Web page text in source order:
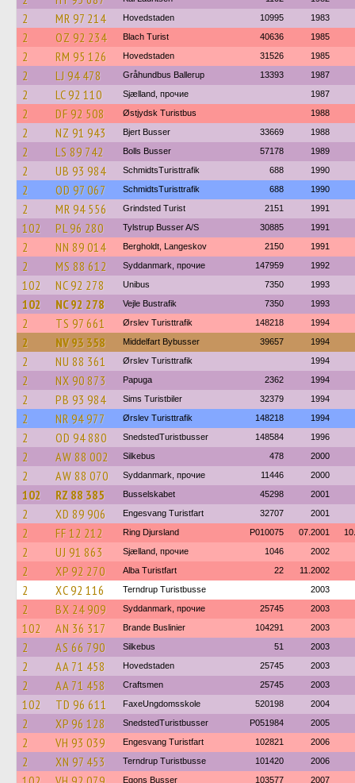
2 MR 97 214 Hovedstaden 10995 1983
2 OZ 92 234 Blach Turist 40636 1985
2 RM 95 126 Hovedstaden 31526 1985
2 LJ 94 478 Gråhundbus Ballerup 13393 1987
2 LC 92 110 Sjælland, прочие 1987
2 DF 92 508 Østjydsk Turistbus 1988
2 NZ 91 943 Bjert Busser 33669 1988
2 LS 89 742 Bolls Busser 57178 1989
2 UB 93 984 SchmidtsTuristtrafik 688 1990
2 OD 97 067 SchmidtsTuristtrafik 688 1990
2 MR 94 556 Grindsted Turist 2151 1991
102 PL 96 280 Tylstrup Busser A/S 30885 1991
2 NN 89 014 Bergholdt, Langeskov 2150 1991
2 MS 88 612 Syddanmark, прочие 147959 1992
102 NC 92 278 Unibus 7350 1993
102 NC 92 278 Vejle Bustrafik 7350 1993
2 TS 97 661 Ørslev Turisttrafik 148218 1994
2 NV 93 358 Middelfart Bybusser 39657 1994
2 NU 88 361 Ørslev Turisttrafik 1994
2 NX 90 873 Papuga 2362 1994
2 PB 93 984 Sims Turistbiler 32379 1994
2 NR 94 977 Ørslev Turisttrafik 148218 1994
2 OD 94 880 SnedstedTuristbusser 148584 1996
2 AW 88 002 Silkebus 478 2000
2 AW 88 070 Syddanmark, прочие 11446 2000
102 RZ 88 385 Busselskabet 45298 2001
2 XD 89 906 Engesvang Turistfart 32707 2001
2 FF 12 212 Ring Djursland P010075 07.2001
2 UJ 91 863 Sjælland, прочие 1046 2002
2 XP 92 270 Alba Turistfart 22 11.2002
2 XC 92 116 Terndrup Turistbusse 2003
2 BX 24 909 Syddanmark, прочие 25745 2003
102 AN 36 317 Brande Buslinier 104291 2003
2 AS 66 790 Silkebus 51 2003
2 AA 71 458 Hovedstaden 25745 2003
2 AA 71 458 Craftsmen 25745 2003
102 TD 96 611 FaxeUngdomsskole 520198 2004
2 XP 96 128 SnedstedTuristbusser P051984 2005
2 VH 93 039 Engesvang Turistfart 102821 2006
2 XN 97 453 Terndrup Turistbusse 101420 2006
Egons Busser 103577 2007